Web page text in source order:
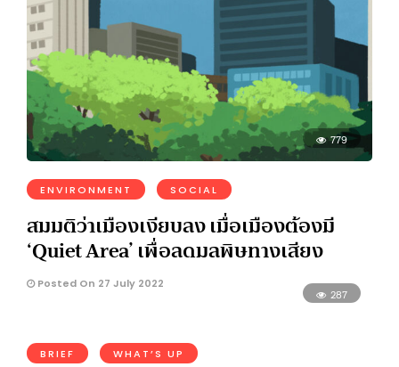
779
ENVIRONMENT SOCIAL
สมมติว่าเมืองเงียบลง เมื่อเมืองต้องมี
‘Quiet Area’ เพื่อลดมลพิษทางเสียง
Posted On 27 July 2022
287
BRIEF WHAT’S UP